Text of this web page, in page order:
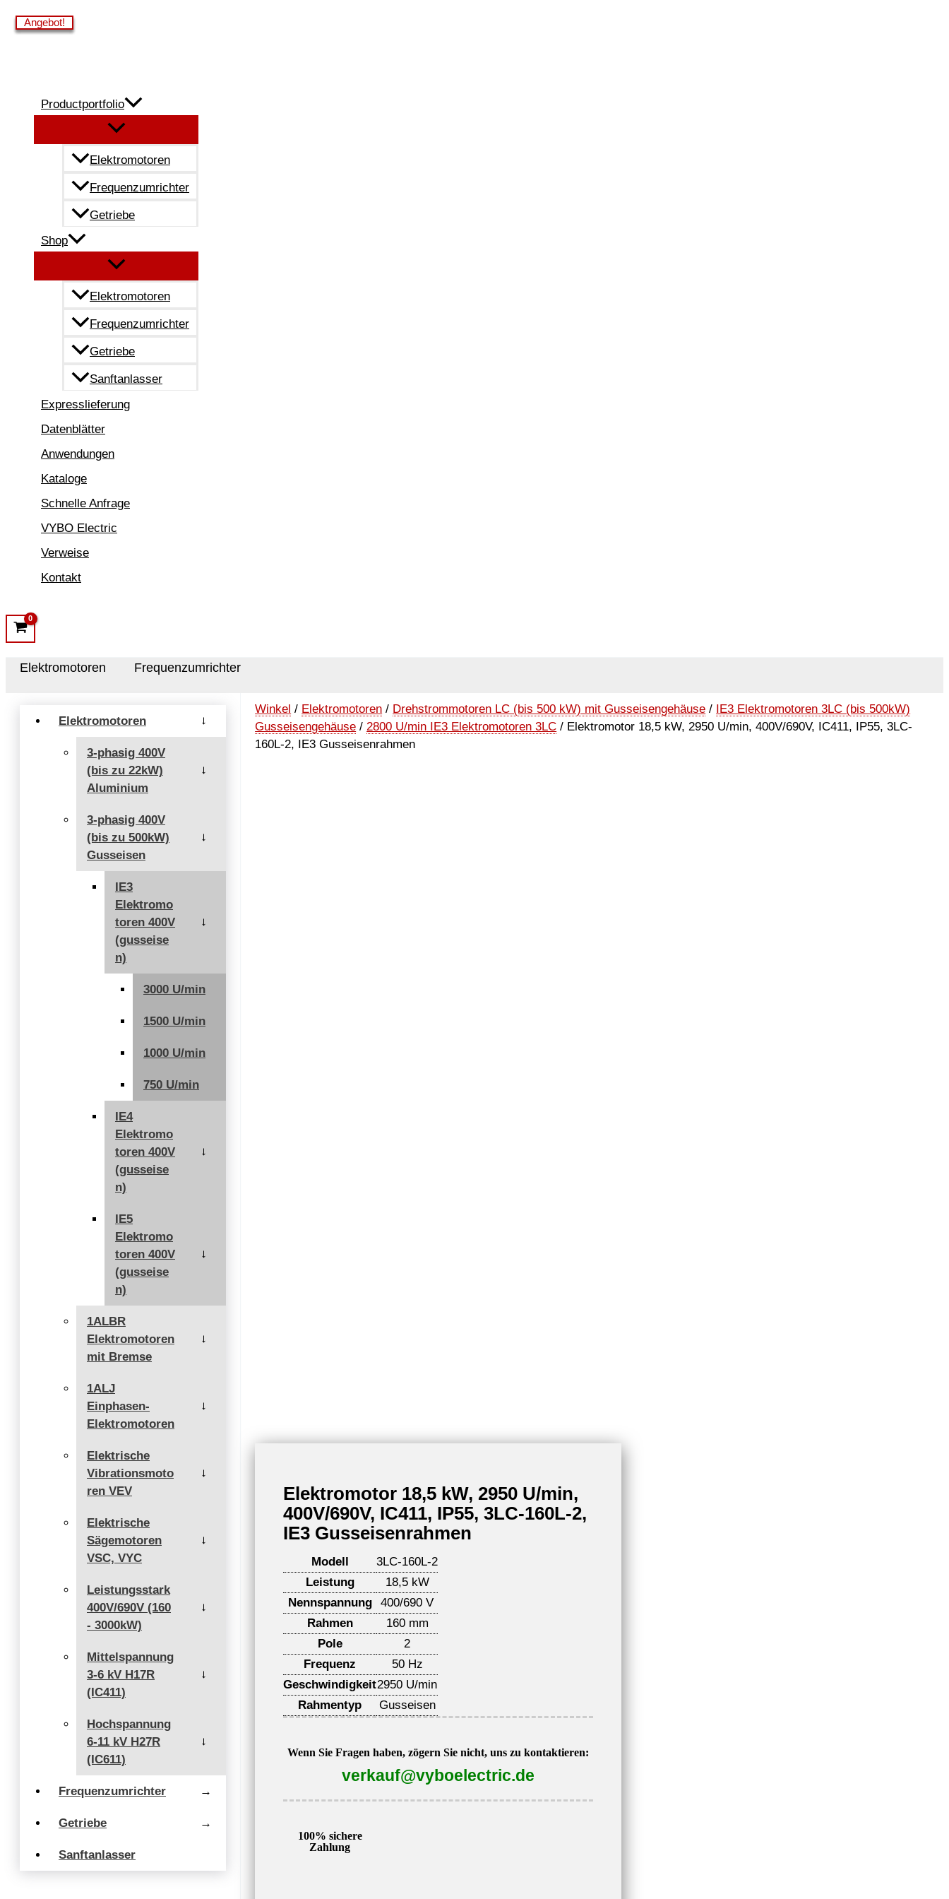
Zum
Inhalt
Productportfolio
Elektromotoren
Frequenzumrichter
Getriebe
Shop
Elektromotoren
Frequenzumrichter
Getriebe
Sanftanlasser
Expresslieferung
Datenblätter
Anwendungen
Kataloge
Schnelle Anfrage
VYBO Electric
Verweise
Kontakt
Elektromotoren Frequenzumrichter
Elektromotoren →
3-phasig 400V
(bis zu 22kW)
Aluminium
→
3-phasig 400V
(bis zu 500kW)
Gusseisen
→
IE3
Elektromo
toren 400V
(gusseise
n)
→
3000 U/min
1500 U/min
1000 U/min
750 U/min
IE4
Elektromo
toren 400V
(gusseise
n)
→
IE5
Elektromo
toren 400V
(gusseise
n)
→
1ALBR
Elektromotoren
mit Bremse
→
1ALJ
Einphasen-
Elektromotoren
→
Elektrische
Vibrationsmoto
ren VEV
→
Elektrische
Sägemotoren
VSC, VYC
→
Leistungsstark
400V/690V (160
- 3000kW)
→
Mittelspannung
3-6 kV H17R
(IC411)
→
Hochspannung
6-11 kV H27R
(IC611)
→
Frequenzumrichter →
Getriebe →
Sanftanlasser
Winkel / Elektromotoren / Drehstrommotoren LC (bis 500 kW) mit Gusseisengehäuse / IE3 Elektromotoren 3LC (bis 500kW)
Gusseisengehäuse /2800 U/min IE3 Elektromotoren 3LC / Elektromotor 18,5 kW, 2950 U/min, 400V/690V, IC411, IP55, 3LC-
160L-2, IE3 Gusseisenrahmen
Elektromotor 18,5 kW, 2950 U/min,
400V/690V, IC411, IP55, 3LC-160L-2,
IE3 Gusseisenrahmen
Modell
3LC-160L-2
Leistung
18,5 kW
Nennspannung
400/690 V
Rahmen
160 mm
Pole
2
Frequenz
50 Hz
Geschwindigkeit2950 U/min
Rahmentyp
Gusseisen
Wenn Sie Fragen haben, zögern Sie nicht, uns zu kontaktieren:
verkauf@vyboelectric.de
100% sichere
Zahlung
Angebot!
Angebot!
Angebot!
Angebot!